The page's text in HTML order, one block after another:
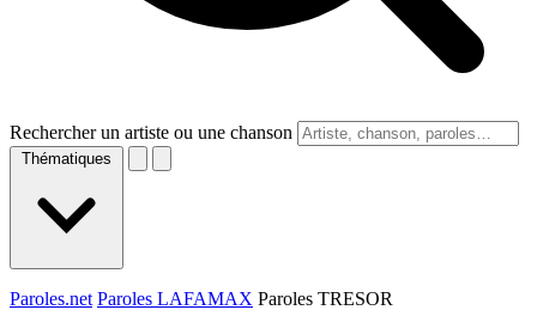
Rechercher un artiste ou une chanson
Thématiques
Paroles.net Paroles LAFAMAX Paroles TRESOR